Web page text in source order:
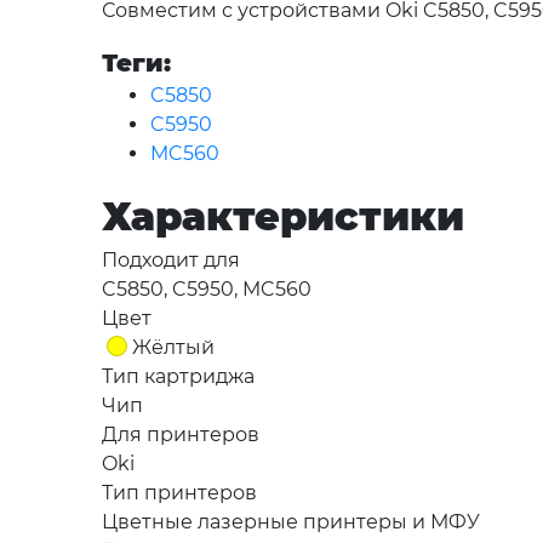
Совместим с устройствами Oki C5850,
Теги:
C5850
C5950
MC560
Характеристики
Подходит для
C5850, C5950, MC560
Цвет
Жёлтый
Тип картриджа
Чип
Для принтеров
Oki
Тип принтеров
Цветные лазерные принтеры и МФУ